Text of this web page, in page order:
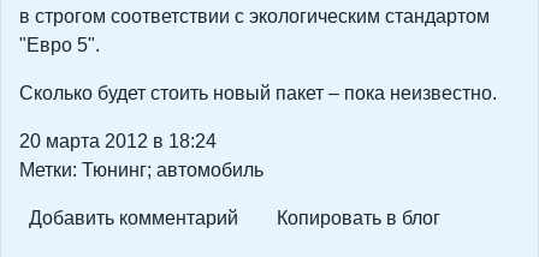
в строгом соответствии с экологическим стандартом
"Евро 5".
Сколько будет стоить новый пакет – пока неизвестно.
20 марта 2012 в 18:24
Метки: Тюнинг; автомобиль
Добавить комментарий Копировать в блог